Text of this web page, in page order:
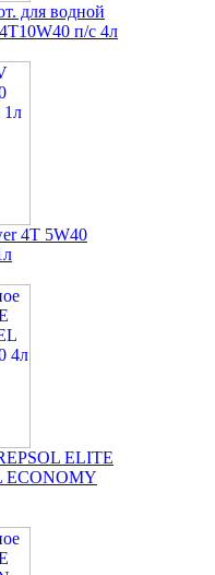
для водной
п/с 4л
4T 5W40
ELITE
ECONOMY